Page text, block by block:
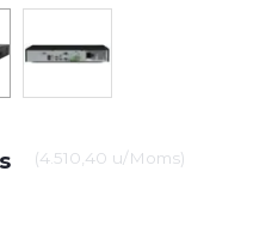
(4.510,40 u/Moms)